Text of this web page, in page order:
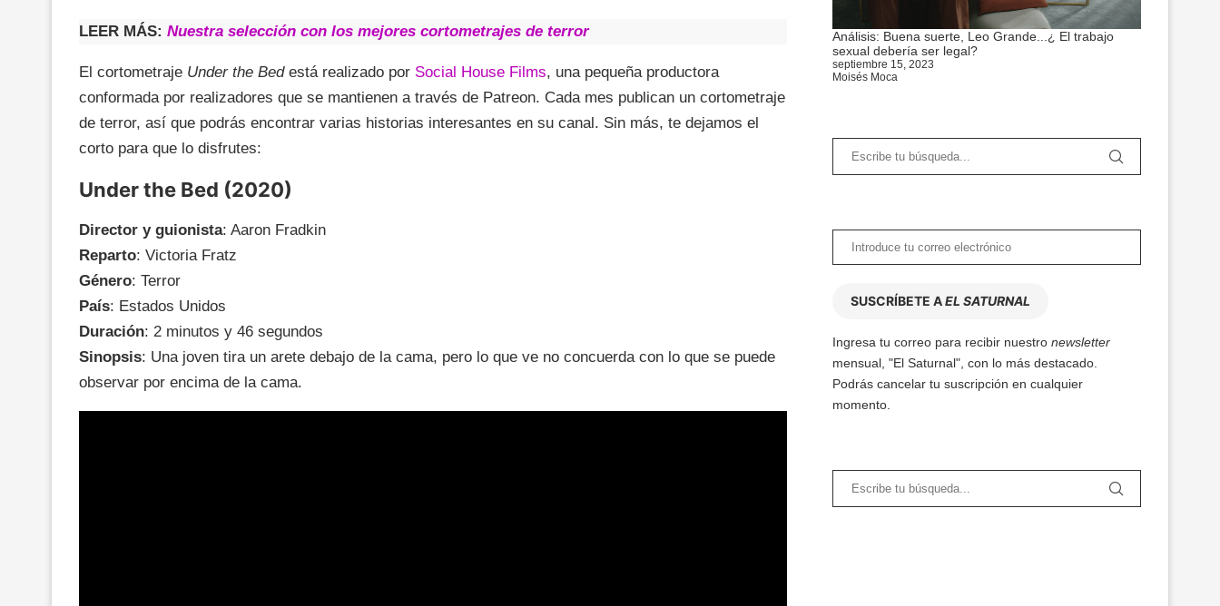
LEER MÁS: Nuestra selección con los mejores cortometrajes de terror
El cortometraje Under the Bed está realizado por Social House Films, una pequeña productora
conformada por realizadores que se mantienen a través de Patreon. Cada mes publican un cortometraje
de terror, así que podrás encontrar varias historias interesantes en su canal. Sin más, te dejamos el
corto para que lo disfrutes:
Under the Bed (2020)
Director y guionista: Aaron Fradkin
Reparto: Victoria Fratz
Género: Terror
País: Estados Unidos
Duración: 2 minutos y 46 segundos
Sinopsis: Una joven tira un arete debajo de la cama, pero lo que ve no concuerda con lo que se puede
observar por encima de la cama.
Análisis: Buena suerte, Leo Grande...¿ El trabajo
sexual debería ser legal?
septiembre 15, 2023
Moisés Moca
SUSCRÍBETE AEL SATURNAL
Ingresa tu correo para recibir nuestro newsletter
mensual, "El Saturnal", con lo más destacado.
Podrás cancelar tu suscripción en cualquier
momento.